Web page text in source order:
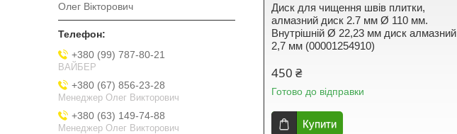
Диск для чищення швів плитки,
алмазний диск 2.7 мм Ø 110 мм.
Внутрішній Ø 22,23 мм диск алмазний
2,7 мм (00001254910)
450 ₴
Готово до відправки
Купити
Олег Вікторович
+380 (99) 787-80-21
ВАЙБЕР
+380 (67) 856-23-28
Менеджер Олег Викторович
+380 (63) 149-74-88
Менеджер Олег Викторович